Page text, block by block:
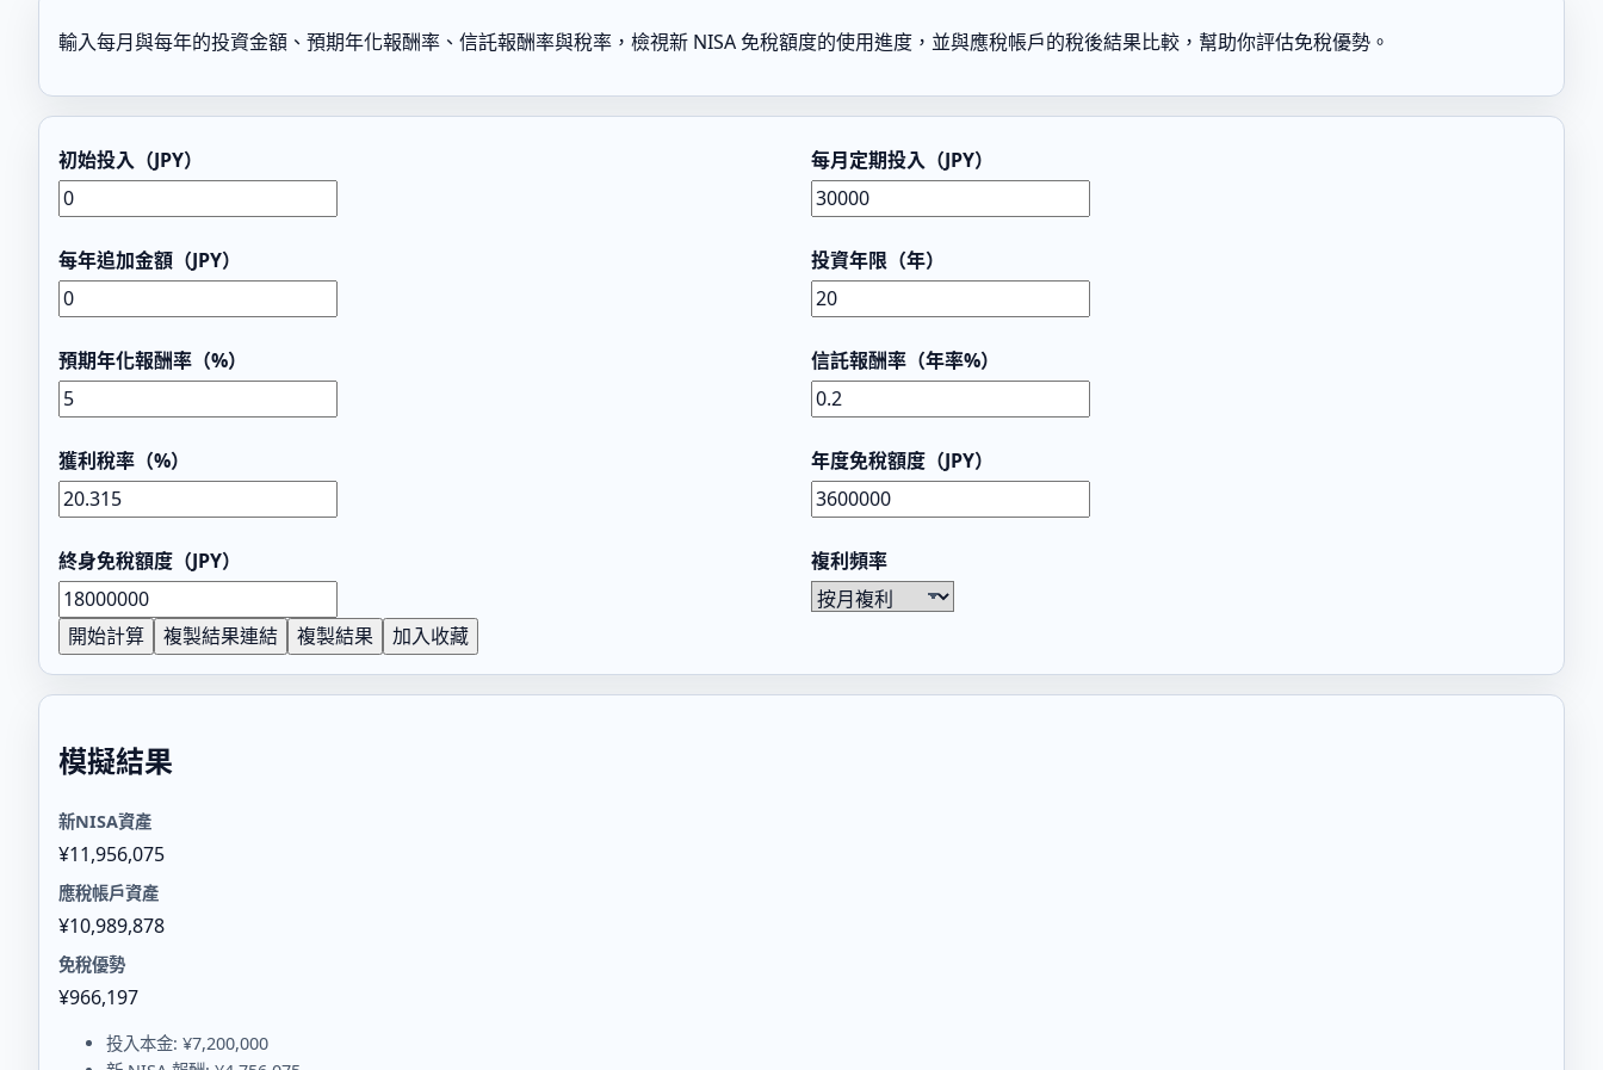
輸入每月與每年的投資金額、預期年化報酬率、信託報酬率與稅率，檢視新 NISA 免稅額度的使用進度，並與應稅帳戶的稅後結果比較，幫助你評估免稅優勢。
初始投入（JPY） 每月定期投入（JPY）
每年追加金額（JPY） 投資年限（年）
預期年化報酬率（%） 信託報酬率（年率%）
獲利稅率（%） 年度免稅額度（JPY）
終身免稅額度（JPY） 複利頻率
開始計算 複製結果連結 複製結果 加入收藏
模擬結果
新NISA資產
¥11,956,075
應稅帳戶資產
¥10,989,878
免稅優勢
¥966,197
投入本金: ¥7,200,000